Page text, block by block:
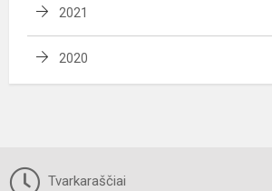
2021
2020
Tvarkaraščiai